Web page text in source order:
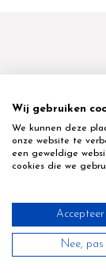
Terbekstraat
Privacy
Wij gebruiken
We kunnen deze
onze website te
een geweldige
cookies die we
Accepteer
Nee, pas